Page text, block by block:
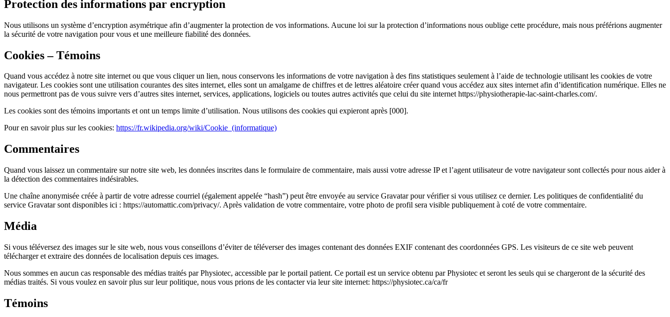
Protection des informations par encryption
Nous utilisons un système d’encryption asymétrique afin d’augmenter la protection de vos informations. Aucune loi sur la protection d’informations nous oublige cette procédure, mais nous préférions augmenter
la sécurité de votre navigation pour vous et une meilleure fiabilité des données.
Cookies – Témoins
Quand vous accédez à notre site internet ou que vous cliquer un lien, nous conservons les informations de votre navigation à des fins statistiques seulement à l’aide de technologie utilisant les cookies de votre
navigateur. Les cookies sont une utilisation courantes des sites internet, elles sont un amalgame de chiffres et de lettres aléatoire créer quand vous accédez aux sites internet afin d’identification numérique. Elles ne
nous permettront pas de vous suivre vers d’autres sites internet, services, applications, logiciels ou toutes autres activités que celui du site internet https://physiotherapie-lac-saint-charles.com/.
Les cookies sont des témoins importants et ont un temps limite d’utilisation. Nous utilisons des cookies qui expieront après [000].
Pour en savoir plus sur les cookies: https://fr.wikipedia.org/wiki/Cookie_(informatique)
Commentaires
Quand vous laissez un commentaire sur notre site web, les données inscrites dans le formulaire de commentaire, mais aussi votre adresse IP et l’agent utilisateur de votre navigateur sont collectés pour nous aider à
la détection des commentaires indésirables.
Une chaîne anonymisée créée à partir de votre adresse courriel (également appelée “hash”) peut être envoyée au service Gravatar pour vérifier si vous utilisez ce dernier. Les politiques de confidentialité du
service Gravatar sont disponibles ici : https://automattic.com/privacy/. Après validation de votre commentaire, votre photo de profil sera visible publiquement à coté de votre commentaire.
Média
Si vous téléversez des images sur le site web, nous vous conseillons d’éviter de téléverser des images contenant des données EXIF contenant des coordonnées GPS. Les visiteurs de ce site web peuvent
télécharger et extraire des données de localisation depuis ces images.
Nous sommes en aucun cas responsable des médias traités par Physiotec, accessible par le portail patient. Ce portail est un service obtenu par Physiotec et seront les seuls qui se chargeront de la sécurité des
médias traités. Si vous voulez en savoir plus sur leur politique, nous vous prions de les contacter via leur site internet: https://physiotec.ca/ca/fr
Témoins